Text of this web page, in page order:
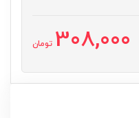
308,000 تومان